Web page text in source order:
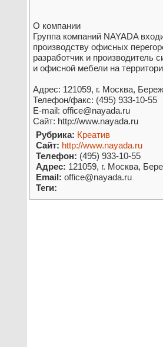
О компании
Группа компаний NAYADA
производству офисных
разработчик и производитель
и офисной мебели на
Адрес: 121059, г. Москва,
Телефон/факс: (495) 933-10-55
E-mail: office@nayada.ru
Сайт: http://www.nayada.ru
Рубрика: Креатив
Сайт: http://www.nayada.ru
Телефон: (495) 933-10-55
Адрес: 121059, г. Москва,
Email: office@nayada.ru
Теги: